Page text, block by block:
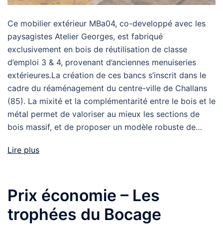
Ce mobilier extérieur MBa04, co-developpé avec les
paysagistes Atelier Georges, est fabriqué
exclusivement en bois de réutilisation de classe
d’emploi 3 & 4, provenant d’anciennes menuiseries
extérieures.La création de ces bancs s’inscrit dans le
cadre du réaménagement du centre-ville de Challans
(85). La mixité et la complémentarité entre le bois et le
métal permet de valoriser au mieux les sections de
bois massif, et de proposer un modèle robuste de…
Lire plus
Prix économie – Les
trophées du Bocage